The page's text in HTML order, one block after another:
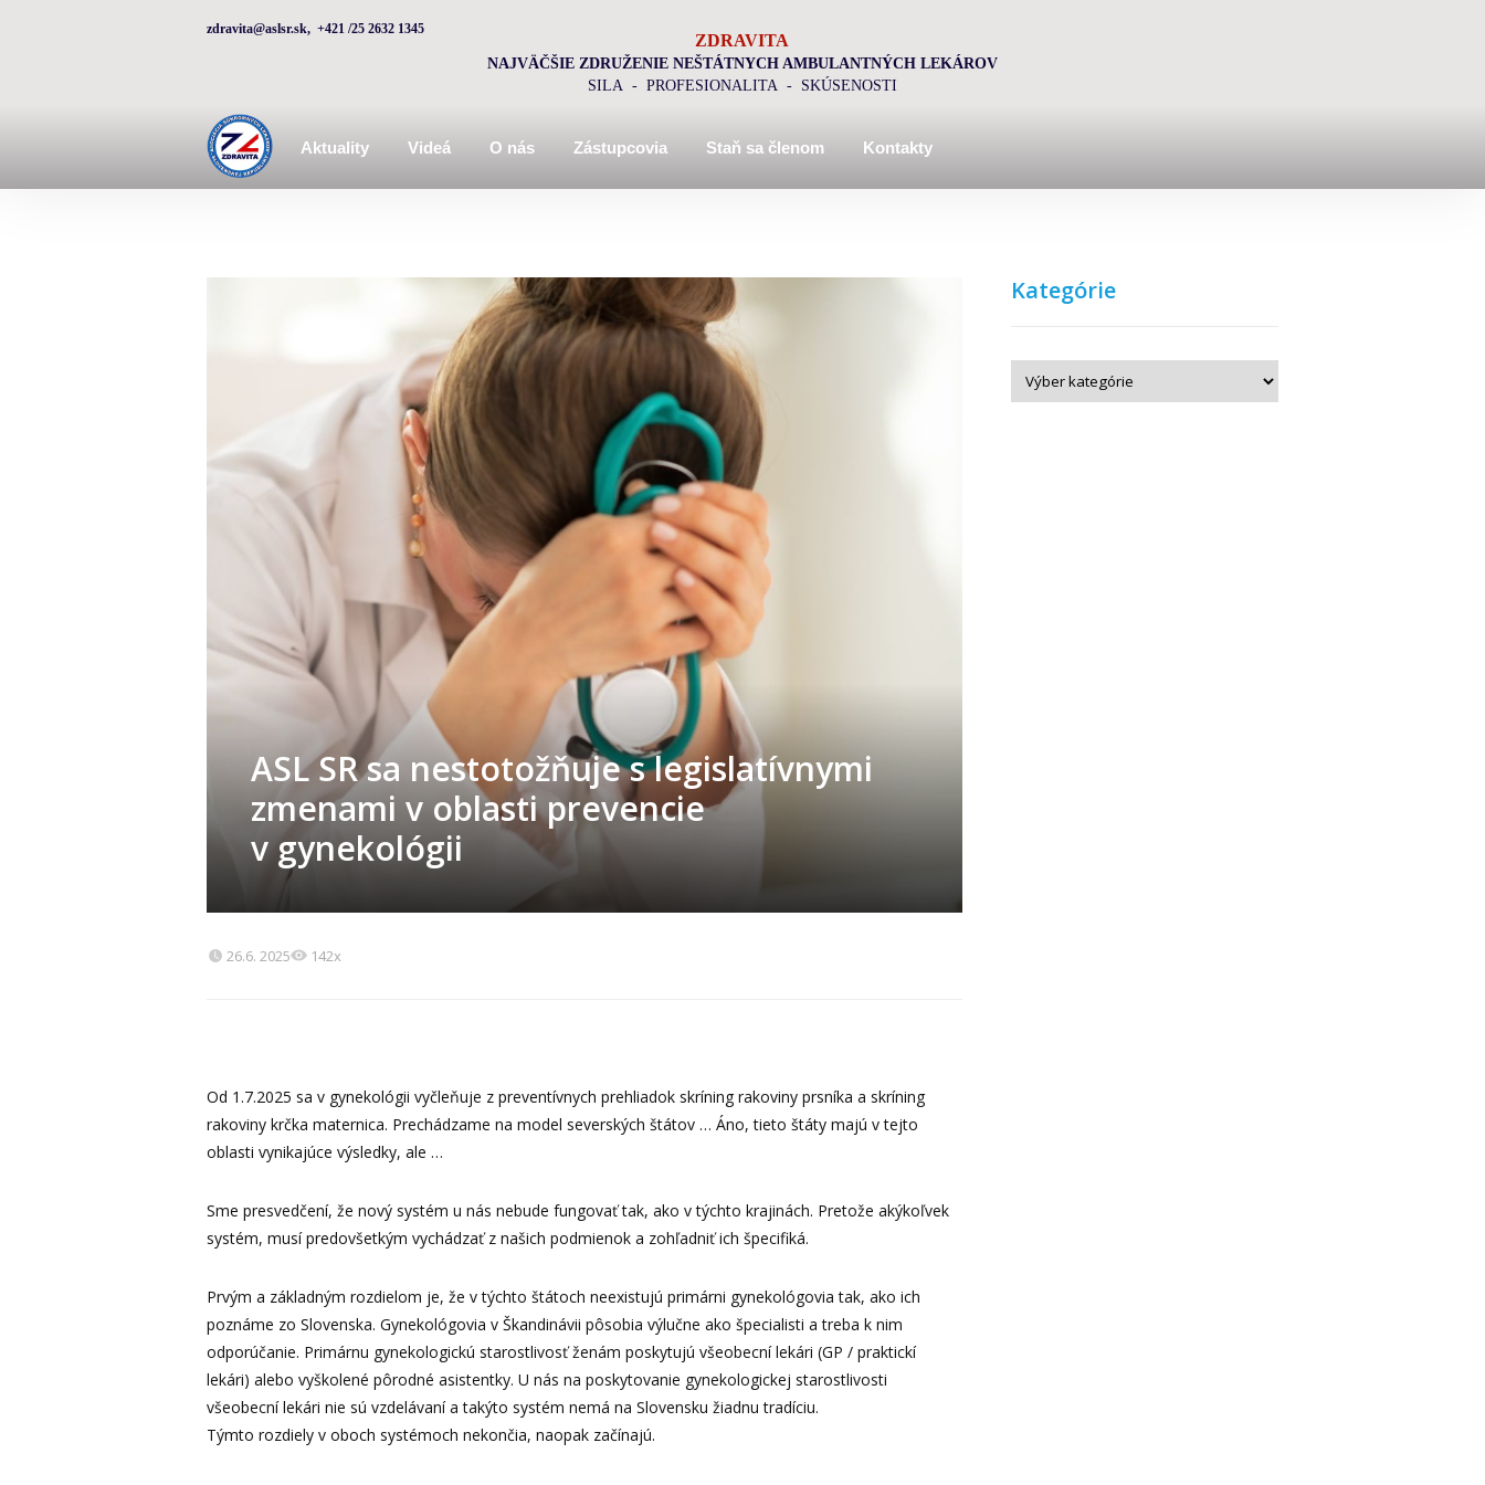
zdravita@aslsr.sk, +421 /25 2632 1345
ZDRAVITA
NAJVÄČŠIE ZDRUŽENIE NEŠTÁTNYCH AMBULANTNÝCH LEKÁROV
SILA - PROFESIONALITA - SKÚSENOSTI
Aktuality Videá O nás Zástupcovia Staň sa členom Kontakty
ASL SR sa nestotožňuje s legislatívnymi
zmenami v oblasti prevencie
v gynekológii
26.6. 2025 142x
Od 1.7.2025 sa v gynekológii vyčleňuje z preventívnych prehliadok skríning rakoviny prsníka a skríning
rakoviny krčka maternica. Prechádzame na model severských štátov … Áno, tieto štáty majú v tejto
oblasti vynikajúce výsledky, ale …
Sme presvedčení, že nový systém u nás nebude fungovať tak, ako v týchto krajinách. Pretože akýkoľvek
systém, musí predovšetkým vychádzať z našich podmienok a zohľadniť ich špecifiká.
Prvým a základným rozdielom je, že v týchto štátoch neexistujú primárni gynekológovia tak, ako ich
poznáme zo Slovenska. Gynekológovia v Škandinávii pôsobia výlučne ako špecialisti a treba k nim
odporúčanie. Primárnu gynekologickú starostlivosť ženám poskytujú všeobecní lekári (GP / praktickí
lekári) alebo vyškolené pôrodné asistentky. U nás na poskytovanie gynekologickej starostlivosti
všeobecní lekári nie sú vzdelávaní a takýto systém nemá na Slovensku žiadnu tradíciu.
Týmto rozdiely v oboch systémoch nekončia, naopak začínajú.
Kategórie